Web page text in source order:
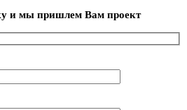
и мы пришлем Вам проект